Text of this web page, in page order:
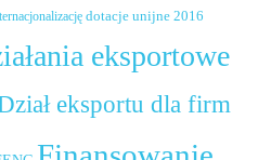
dotacje unijne 2016
eksportowe
eksportu dla firm